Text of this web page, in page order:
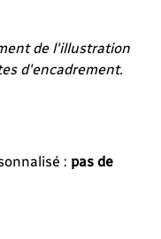
de l'illustration
d'encadrement.
: pas de